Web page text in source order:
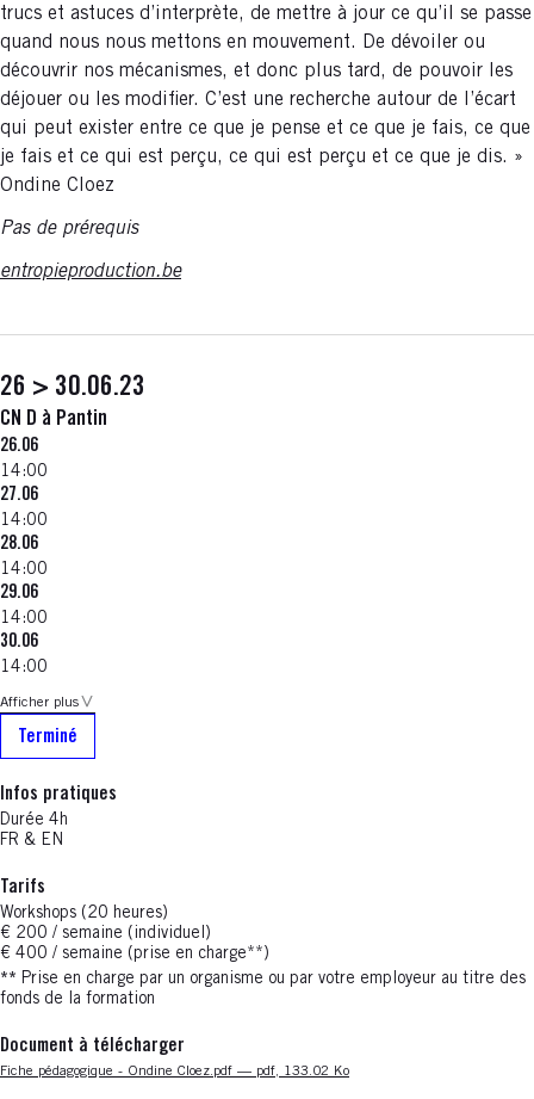
trucs et astuces d’interprète, de mettre à jour ce qu’il se passe
quand nous nous mettons en mouvement. De dévoiler ou
découvrir nos mécanismes, et donc plus tard, de pouvoir les
déjouer ou les modifier. C’est une recherche autour de l’écart
qui peut exister entre ce que je pense et ce que je fais, ce que
je fais et ce qui est perçu, ce qui est perçu et ce que je dis. »
Ondine Cloez
Pas de prérequis
entropieproduction.be
26 > 30.06.23
CN D à Pantin
26.06
14:00
27.06
14:00
28.06
14:00
29.06
14:00
30.06
14:00
Afficher plus
Terminé
Infos pratiques
Durée 4h
FR & EN
Tarifs
Workshops (20 heures)
€ 200 / semaine (individuel)
€ 400 / semaine (prise en charge**)
** Prise en charge par un organisme ou par votre employeur au titre des
fonds de la formation
Document à télécharger
Nouvelle fenêtre
Fiche pédagogique - Ondine Cloez.pdf — pdf, 133.02 Ko